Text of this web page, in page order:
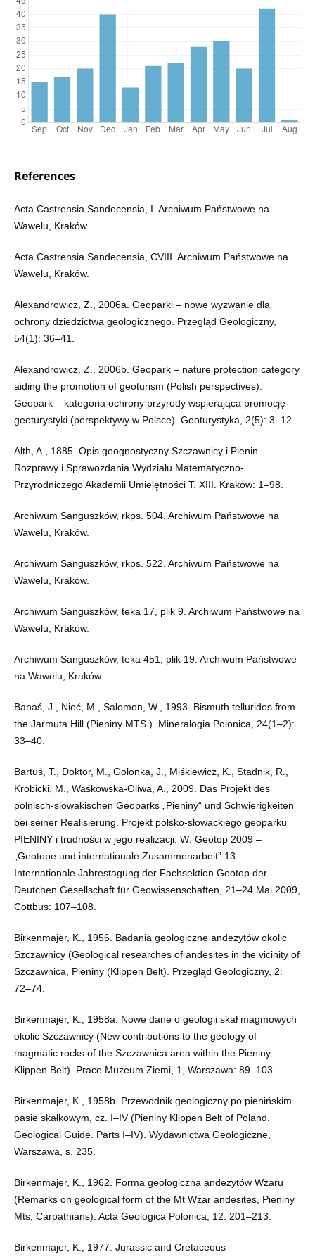
References
Acta Castrensia Sandecensia, I. Archiwum Państwowe na
Wawelu, Kraków.
Acta Castrensia Sandecensia, CVIII. Archiwum Państwowe na
Wawelu, Kraków.
Alexandrowicz, Z., 2006a. Geoparki – nowe wyzwanie dla
ochrony dziedzictwa geologicznego. Przegląd Geologiczny,
54(1): 36–41.
Alexandrowicz, Z., 2006b. Geopark – nature protection category
aiding the promotion of geoturism (Polish perspectives).
Geopark – kategoria ochrony przyrody wspierająca promocję
geoturystyki (perspektywy w Polsce). Geoturystyka, 2(5): 3–12.
Alth, A., 1885. Opis geognostyczny Szczawnicy i Pienin.
Rozprawy i Sprawozdania Wydziału Matematyczno-
Przyrodniczego Akademii Umiejętności T. XIII. Kraków: 1–98.
Archiwum Sanguszków, rkps. 504. Archiwum Państwowe na
Wawelu, Kraków.
Archiwum Sanguszków, rkps. 522. Archiwum Państwowe na
Wawelu, Kraków.
Archiwum Sanguszków, teka 17, plik 9. Archiwum Państwowe na
Wawelu, Kraków.
Archiwum Sanguszków, teka 451, plik 19. Archiwum Państwowe
na Wawelu, Kraków.
Banaś, J., Nieć, M., Salomon, W., 1993. Bismuth tellurides from
the Jarmuta Hill (Pieniny MTS.). Mineralogia Polonica, 24(1–2):
33–40.
Bartuś, T., Doktor, M., Golonka, J., Miśkiewicz, K., Stadnik, R.,
Krobicki, M., Waśkowska-Oliwa, A., 2009. Das Projekt des
polnisch-slowakischen Geoparks „Pieniny“ und Schwierigkeiten
bei seiner Realisierung. Projekt polsko-słowackiego geoparku
PIENINY i trudności w jego realizacji. W: Geotop 2009 –
„Geotope und internationale Zusammenarbeit” 13.
Internationale Jahrestagung der Fachsektion Geotop der
Deutchen Gesellschaft für Geowissenschaften, 21–24 Mai 2009,
Cottbus: 107–108.
Birkenmajer, K., 1956. Badania geologiczne andezytów okolic
Szczawnicy (Geological researches of andesites in the vicinity of
Szczawnica, Pieniny (Klippen Belt). Przegląd Geologiczny, 2:
72–74.
Birkenmajer, K., 1958a. Nowe dane o geologii skał magmowych
okolic Szczawnicy (New contributions to the geology of
magmatic rocks of the Szczawnica area within the Pieniny
Klippen Belt). Prace Muzeum Ziemi, 1, Warszawa: 89–103.
Birkenmajer, K., 1958b. Przewodnik geologiczny po pienińskim
pasie skałkowym, cz. I–IV (Pieniny Klippen Belt of Poland.
Geological Guide. Parts I–IV). Wydawnictwa Geologiczne,
Warszawa, s. 235.
Birkenmajer, K., 1962. Forma geologiczna andezytów Wżaru
(Remarks on geological form of the Mt Wżar andesites, Pieniny
Mts, Carpathians). Acta Geologica Polonica, 12: 201–213.
Birkenmajer, K., 1977. Jurassic and Cretaceous